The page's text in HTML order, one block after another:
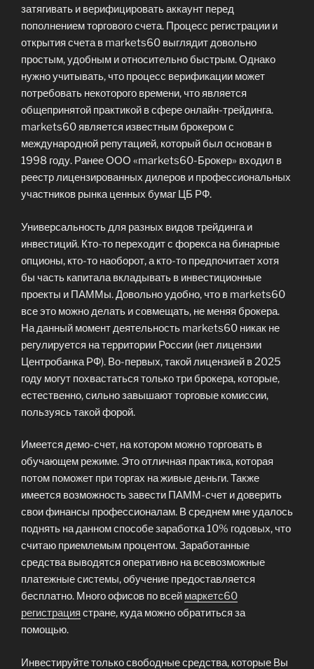
затягивать и верифицировать аккаунт перед
пополнением торгового счета. Процесс регистрации и
открытия счета в markets60 выглядит довольно
простым, удобным и относительно быстрым. Однако
нужно учитывать, что процесс верификации может
потребовать некоторого времени, что является
общепринятой практикой в сфере онлайн-трейдинга.
markets60 является известным брокером с
международной репутацией, который был основан в
1998 году. Ранее ООО «markets60-Брокер» входил в
реестр лицензированных дилеров и профессиональных
участников рынка ценных бумаг ЦБ РФ.
Универсальность для разных видов трейдинга и
инвестиций. Кто-то переходит с форекса на бинарные
опционы, кто-то наоборот, а кто-то предпочитает хотя
бы часть капитала вкладывать в инвестиционные
проекты и ПАММы. Довольно удобно, что в markets60
все это можно делать и совмещать, не меняя брокера.
На данный момент деятельность markets60 никак не
регулируется на территории России (нет лицензии
Центробанка РФ). Во-первых, такой лицензией в 2025
году могут похвастаться только три брокера, которые,
естественно, сильно завышают торговые комиссии,
пользуясь такой форой.
Имеется демо-счет, на котором можно торговать в
обучающем режиме. Это отличная практика, которая
потом поможет при торгах на живые деньги. Также
имеется возможность завести ПАММ-счет и доверить
свои финансы профессионалам. В среднем мне удалось
поднять на данном способе заработка 10% годовых, что
считаю приемлемым процентом. Заработанные
средства выводятся оперативно на всевозможные
платежные системы, обучение предоставляется
бесплатно. Много офисов по всей маркетс60
регистрация стране, куда можно обратиться за
помощью.
Инвестируйте только свободные средства, которые Вы